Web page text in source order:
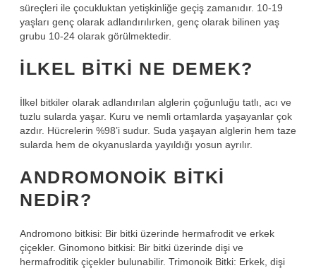
süreçleri ile çocukluktan yetişkinliğe geçiş zamanıdır. 10-19
yaşları genç olarak adlandırılırken, genç olarak bilinen yaş
grubu 10-24 olarak görülmektedir.
İLKEL BITKI NE DEMEK?
İlkel bitkiler olarak adlandırılan alglerin çoğunluğu tatlı, acı ve
tuzlu sularda yaşar. Kuru ve nemli ortamlarda yaşayanlar çok
azdır. Hücrelerin %98’i sudur. Suda yaşayan alglerin hem taze
sularda hem de okyanuslarda yayıldığı yosun ayrılır.
ANDROMONOIK BITKI
NEDIR?
Andromono bitkisi: Bir bitki üzerinde hermafrodit ve erkek
çiçekler. Ginomono bitkisi: Bir bitki üzerinde dişi ve
hermafroditik çiçekler bulunabilir. Trimonoik Bitki: Erkek, dişi